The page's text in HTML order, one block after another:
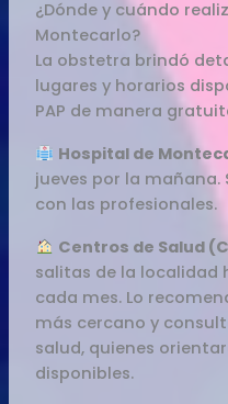
¿Dónde y cuándo
Montecarlo?
La obstetra brindó
lugares y horarios
PAP de manera
Hospital de
jueves por la
con las profesionales.
Centros de Salud
salitas de la localidad
cada mes. Lo
más cercano y
salud, quienes
disponibles.